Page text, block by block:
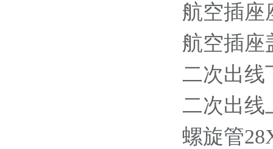
航空插座
航空插座
二次出线
二次出线
螺旋管